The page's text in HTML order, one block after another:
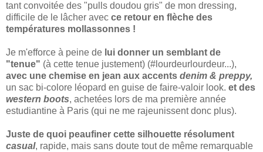
tant convoitée des "pulls doudou gris" de mon dressing,
difficile de le lâcher avec ce retour en flèche des
températures mollassonnes !
Je m'efforce à peine de lui donner un semblant de
"tenue" (à cette tenue justement) (#lourdeurlourdeur...),
avec une chemise en jean aux accents denim & preppy,
un sac bi-colore léopard en guise de faire-valoir look. et des
western boots, achetées lors de ma première année
estudiantine à Paris (qui ne me rajeunissent donc plus).
Juste de quoi peaufiner cette silhouette résolument
casual, rapide, mais sans doute tout de même remarquable